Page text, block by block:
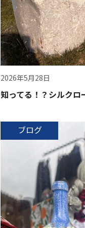
2026年5月28日
知ってる！？シルクロ
ブログ